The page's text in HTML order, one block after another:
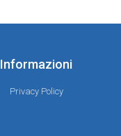
Informazioni
Privacy Policy